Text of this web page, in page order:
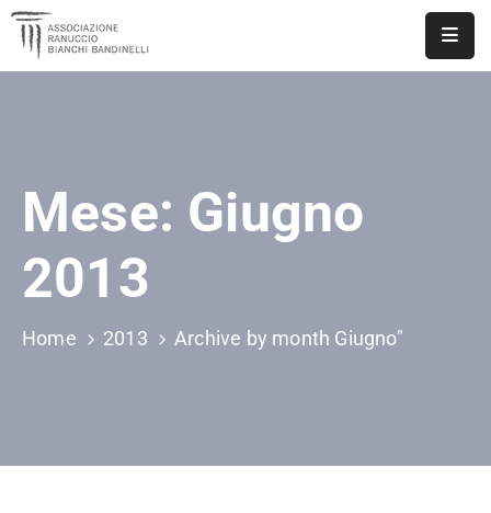
DOCUMENTI
PUBBLICAZIONI
CONTATTI
Mese: Giugno
2013
Home 2013 Archive by month Giugno"